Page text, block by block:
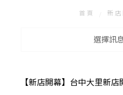
首頁 新
選擇訊
【新店開幕】台中大里新店